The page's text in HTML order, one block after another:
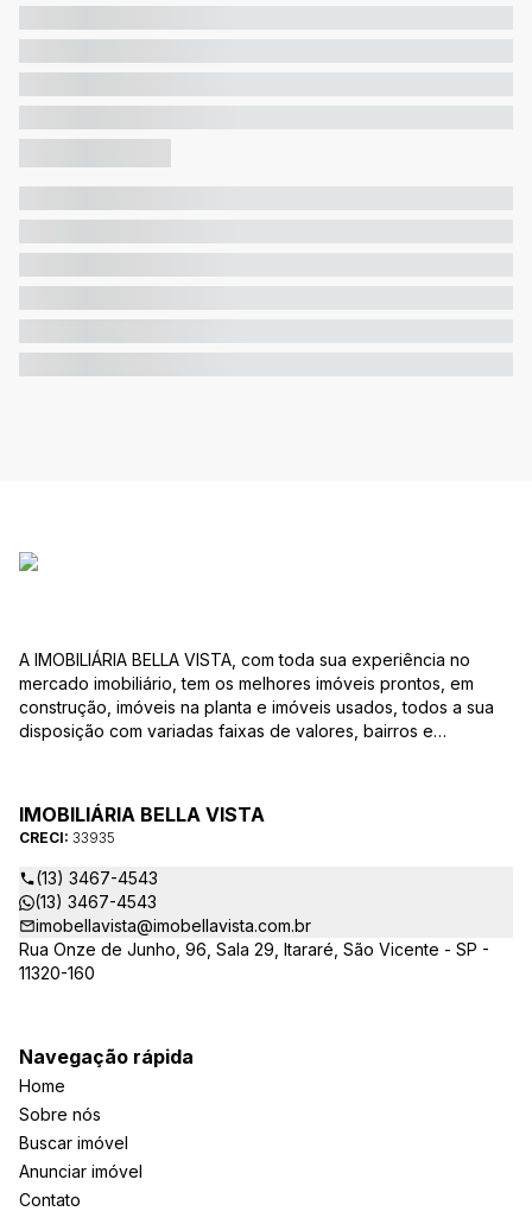
A IMOBILIÁRIA BELLA VISTA, com toda sua experiência no
mercado imobiliário, tem os melhores imóveis prontos, em
construção, imóveis na planta e imóveis usados, todos a sua
disposição com variadas faixas de valores, bairros e
ao CRECI-EE – estarão sempre prontos para responder-lhe
todas as suas dúvidas sobre casas, apartamentos, terrenos,
salas comerciais e outros produtos imobiliários.
IMOBILIÁRIA BELLA VISTA
CRECI: 33935
(13) 3467-4543
(13) 3467-4543
imobellavista@imobellavista.com.br
Rua Onze de Junho, 96, Sala 29, Itararé, São Vicente - SP -
11320-160
Navegação rápida
Home
Sobre nós
Buscar imóvel
Anunciar imóvel
Contato